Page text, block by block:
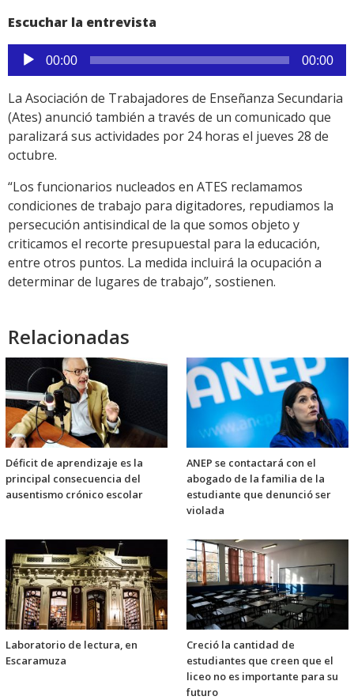
Escuchar la entrevista
Reproductor
de
audio
00:00 00:00
La Asociación de Trabajadores de Enseñanza Secundaria
(Ates) anunció también a través de un comunicado que
paralizará sus actividades por 24 horas el jueves 28 de
octubre.
“Los funcionarios nucleados en ATES reclamamos
condiciones de trabajo para digitadores, repudiamos la
persecución antisindical de la que somos objeto y
criticamos el recorte presupuestal para la educación,
entre otros puntos. La medida incluirá la ocupación a
determinar de lugares de trabajo”, sostienen.
Relacionadas
Déficit de aprendizaje es la
principal consecuencia del
ausentismo crónico escolar
ANEP se contactará con el
abogado de la familia de la
estudiante que denunció ser
violada
Laboratorio de lectura, en
Escaramuza
Creció la cantidad de
estudiantes que creen que el
liceo no es importante para su
futuro